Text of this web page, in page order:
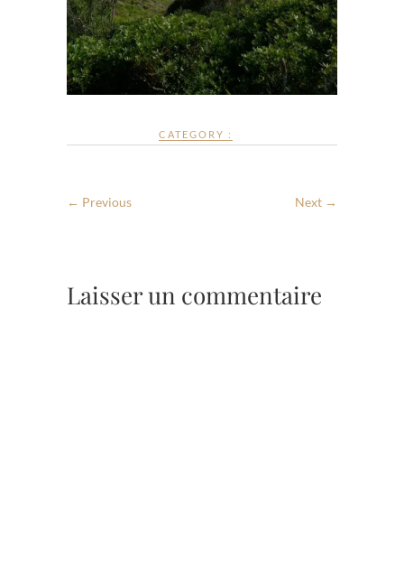
CATEGORY :
← Previous Next →
Laisser un commentaire